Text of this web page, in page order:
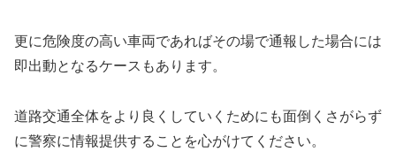
更に危険度の高い車両であればその場で通報した場合には
即出動となるケースもあります。
道路交通全体をより良くしていくためにも面倒くさがらず
に警察に情報提供することを心がけてください。